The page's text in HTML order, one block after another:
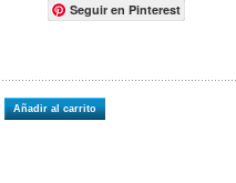
Seguir en Pinterest
Añadir al carrito